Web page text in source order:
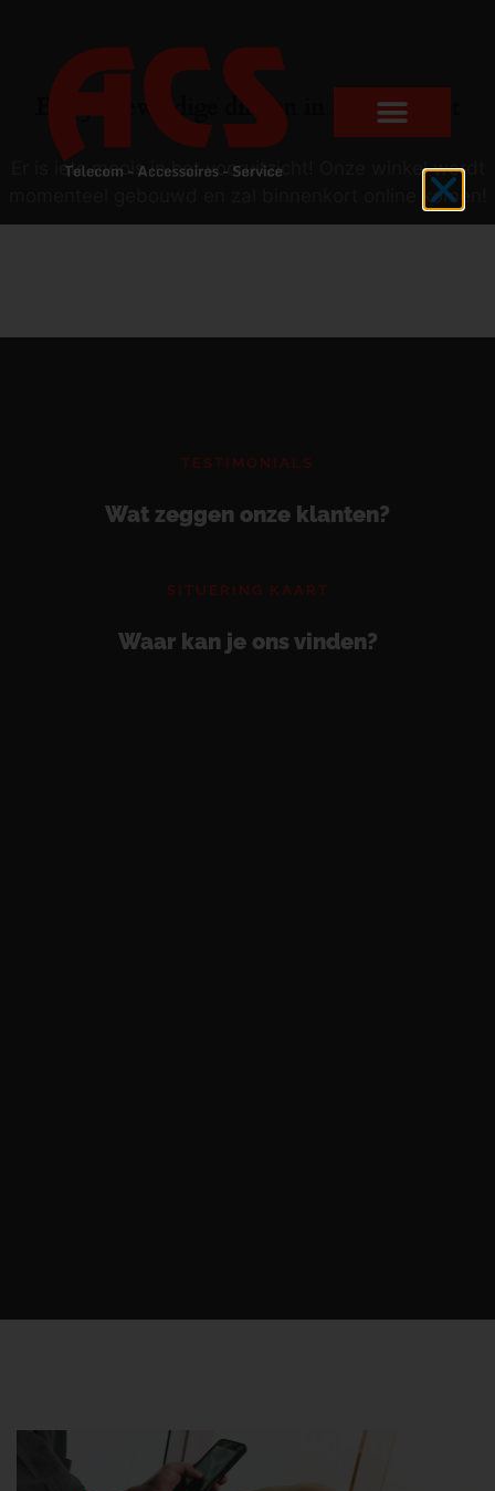
Er zijn geweldige dingen in het verschiet
Er is iets moois in het vooruitzicht! Onze winkel wordt
momenteel gebouwd en zal binnenkort online komen!
TESTIMONIALS
Wat zeggen onze klanten?
SITUERING KAART
Waar kan je ons vinden?